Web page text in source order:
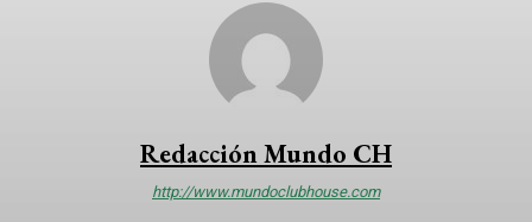
Redacción Mundo CH
http://www.mundoclubhouse.com